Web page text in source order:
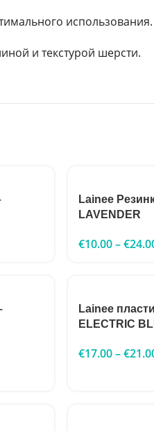
использования.
и текстурой шерсти.
Lainee
LAVENDER
€10.00–€
Lainee
ELECTRIC
€17.00–€